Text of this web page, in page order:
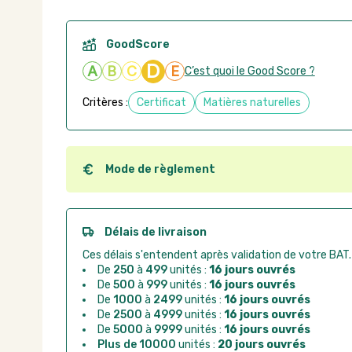
GoodScore
A B C D E C’est quoi le Good Score ?
Critères : Certificat Matières naturelles
Mode de règlement
Quel que soit le mode de règlement, vous pouvez
Good Act.
Paiement CB :paiement sécurisé par carte
Virement bancaire :
règlement sur facture
Chorus Pro :règlement par mandat
Délais de livraison
Ces délais s'entendent après validation de votre BAT.
De 250 à 499unités : 16 jours ouvrés
De 500 à 999unités : 16 jours ouvrés
De 1000 à 2499unités : 16 jours ouvrés
De 2500 à 4999unités : 16 jours ouvrés
De 5000 à 9999unités : 16 jours ouvrés
Plus de 10000 unités : 20 jours ouvrés